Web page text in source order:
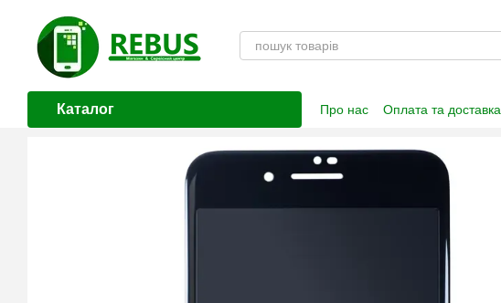
Перейти до основного контенту
Каталог Про нас Оплата та доставка